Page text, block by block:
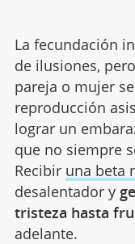
La fecundación
de ilusiones,
pareja o mujer
reproducción
lograr un
que no siempre
Recibir una beta
desalentador y
tristeza hasta
adelante.